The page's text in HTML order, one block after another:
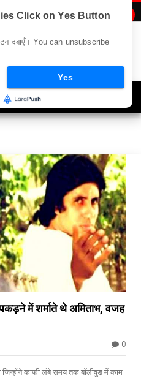
में शर्माते थे अमिताभ, वजह
0
जिन्होंने काफी लंबे समय तक बॉलीवुड में काम
Click on Yes Button
दबाएँ। You can unsubscribe
Yes